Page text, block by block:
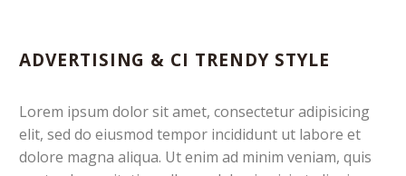
ADVERTISING & CI TRENDY STYLE
Lorem ipsum dolor sit amet, consectetur adipisicing
elit, sed do eiusmod tempor incididunt ut labore et
dolore magna aliqua. Ut enim ad minim veniam, quis